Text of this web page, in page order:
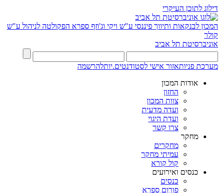
דילוג לתוכן העיקרי
המכון לבנקאות ותיווך פיננסי ע"ש ויקי וג'וזף ספרא הפקולטה לניהול ע"ש
קולר
אוניברסיטת תל אביב
מערכת פניותאזור אישי לסטודנטים.יותלהרשמה
אודות המכון
החזון
צוות המכון
ועדה מדעית
ועדת היגוי
צרו קשר
מחקר
מחקרים
עמיתי מחקר
קול קורא
כנסים ואירועים
כנסים
פורום ספרא